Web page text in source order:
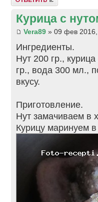
Курица с
Vera89 » 09 фев
Ингредиенты.
Нут 200 гр.,
гр., вода 300 мл.,
вкусу.
Приготовление.
Нут замачиваем в
Курицу маринуем